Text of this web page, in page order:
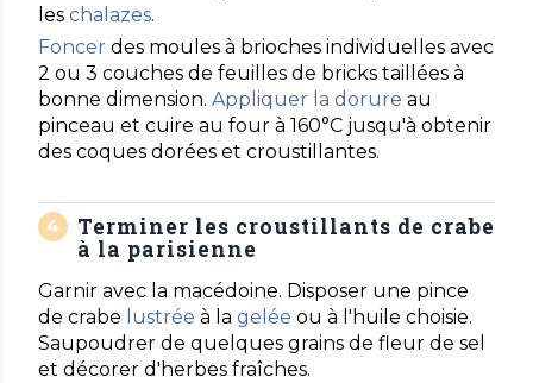
les chalazes.
Foncer des moules à brioches individuelles avec
2 ou 3 couches de feuilles de bricks taillées à
bonne dimension. Appliquer la dorure au
pinceau et cuire au four à 160°C jusqu'à obtenir
des coques dorées et croustillantes.
Terminer les croustillants de crabe
à la parisienne
Garnir avec la macédoine. Disposer une pince
de crabe lustrée à la gelée ou à l'huile choisie.
Saupoudrer de quelques grains de fleur de sel
et décorer d'herbes fraîches.